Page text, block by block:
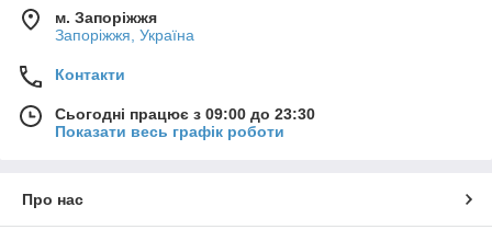
м. Запоріжжя
Запоріжжя, Україна
Контакти
Сьогодні працює з 09:00 до 23:30
Показати весь графік роботи
Про нас